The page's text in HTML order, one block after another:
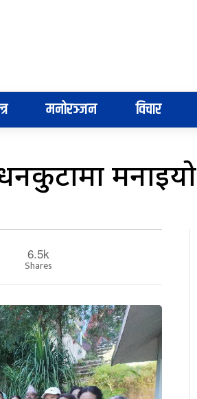
मनोरञ्जन विचार
मनाइयो
6.5k
Shares